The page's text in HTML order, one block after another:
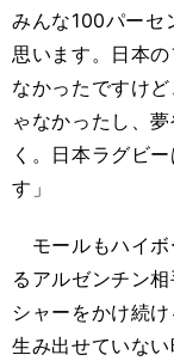
みんな100パーセ
思います。日本
なかったですけ
ゃなかったし、
く。日本ラグビ
す」
モールもハイボ
るアルゼンチン
シャーをかけ続
生み出せていな